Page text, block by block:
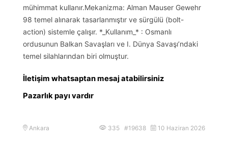
mühimmat kullanır.Mekanizma: Alman Mauser Gewehr
98 temel alınarak tasarlanmıştır ve sürgülü (bolt-
action) sistemle çalışır. *_Kullanım_* : Osmanlı
ordusunun Balkan Savaşları ve I. Dünya Savaşı’ndaki
temel silahlarından biri olmuştur.
İletişim whatsaptan mesaj atabilirsiniz
Pazarlık payı vardır
Ankara 335 #19638 10 Haziran 2026